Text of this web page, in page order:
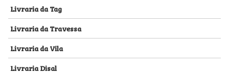
Livraria da Tag
Livraria da Travessa
Livraria da Vila
Livraria Disal